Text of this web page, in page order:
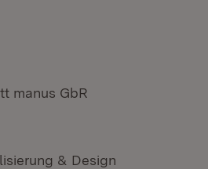
manus GbR
& Design